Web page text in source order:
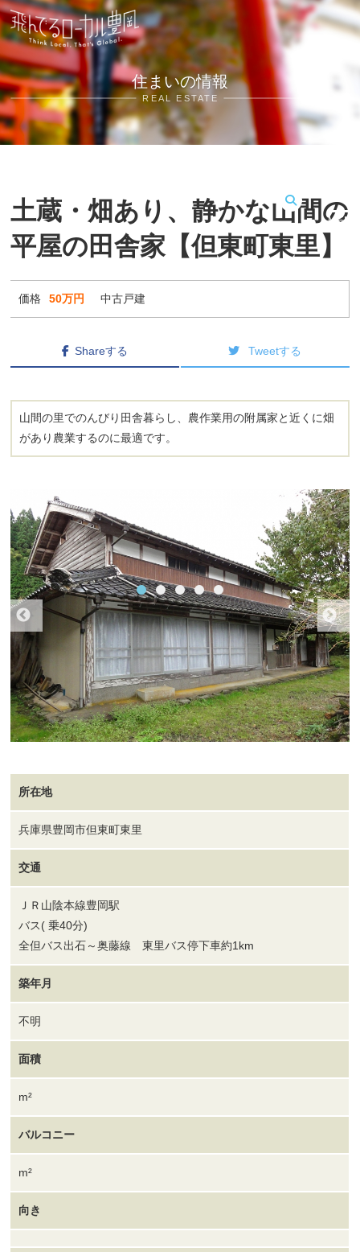
住まいの情報
REAL ESTATE
MENU
土蔵・畑あり、静かな山間の
平屋の田舎家【但東町東里】
価格 50万円 中古戸建
Shareする Tweetする
山間の里でのんびり田舎暮らし、農作業用の附属家と近くに畑
があり農業するのに最適です。
所在地
兵庫県豊岡市但東町東里
交通
ＪＲ山陰本線豊岡駅
バス( 乗40分)
全但バス出石～奥藤線 東里バス停下車約1km
築年月
不明
面積
m²
バルコニー
m²
向き